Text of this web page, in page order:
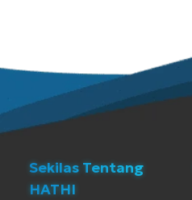
Sekilas Tentang
HATHI